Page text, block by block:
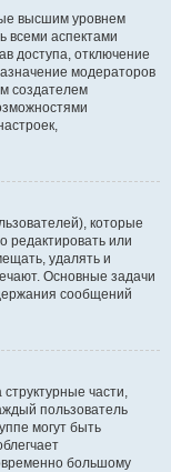
высшим уровнем
всеми аспектами
доступа, отключение
модераторов
создателем
которые
или
удалять и
Основные задачи
сообщений
части,
пользователь
могут быть
большому